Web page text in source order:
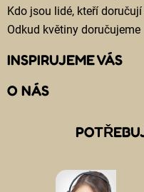
Kdo jsou lidé, kteří
Odkud květiny doručujeme
INSPIRUJEME VÁS
O NÁS